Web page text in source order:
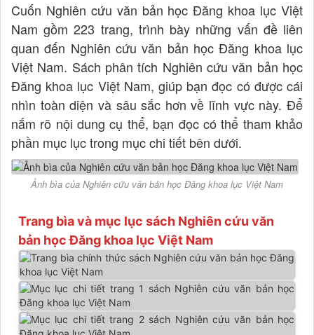
Cuốn Nghiên cứu văn bản học Đăng khoa lục Việt
Nam gồm 223 trang, trình bày những vấn đề liên
quan đến Nghiên cứu văn bản học Đăng khoa lục
Việt Nam. Sách phân tích Nghiên cứu văn bản học
Đăng khoa lục Việt Nam, giúp bạn đọc có được cái
nhìn toàn diện và sâu sắc hơn về lĩnh vực này. Để
nắm rõ nội dung cụ thể, bạn đọc có thể tham khảo
phần mục lục trong mục chi tiết bên dưới.
Ảnh bìa của Nghiên cứu văn bản học Đăng khoa lục Việt Nam
Trang bìa và mục lục sách Nghiên cứu văn
bản học Đăng khoa lục Việt Nam